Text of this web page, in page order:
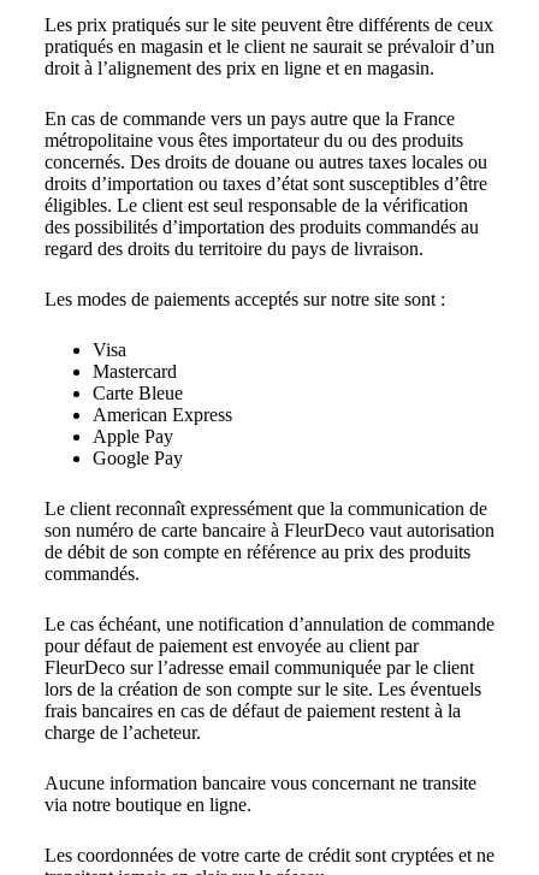
Les prix pratiqués sur le site peuvent être différents de ceux
pratiqués en magasin et le client ne saurait se prévaloir d’un
droit à l’alignement des prix en ligne et en magasin.
En cas de commande vers un pays autre que la France
métropolitaine vous êtes importateur du ou des produits
concernés. Des droits de douane ou autres taxes locales ou
droits d’importation ou taxes d’état sont susceptibles d’être
éligibles. Le client est seul responsable de la vérification
des possibilités d’importation des produits commandés au
regard des droits du territoire du pays de livraison.
Les modes de paiements acceptés sur notre site sont :
Visa
Mastercard
Carte Bleue
American Express
Apple Pay
Google Pay
Le client reconnaît expressément que la communication de
son numéro de carte bancaire à FleurDeco vaut autorisation
de débit de son compte en référence au prix des produits
commandés.
Le cas échéant, une notification d’annulation de commande
pour défaut de paiement est envoyée au client par
FleurDeco sur l’adresse email communiquée par le client
lors de la création de son compte sur le site. Les éventuels
frais bancaires en cas de défaut de paiement restent à la
charge de l’acheteur.
Aucune information bancaire vous concernant ne transite
via notre boutique en ligne.
Les coordonnées de votre carte de crédit sont cryptées et ne